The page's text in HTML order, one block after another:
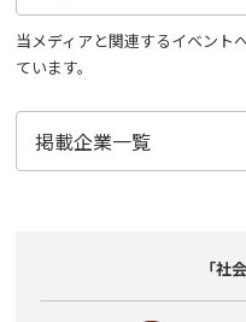
当メディアと関連するイベント
ています。
掲載企業一覧
「社